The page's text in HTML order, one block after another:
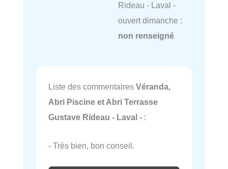
Rideau - Laval -
ouvert dimanche :
non renseigné
Liste des commentaires Véranda,
Abri Piscine et Abri Terrasse
Gustave Rideau - Laval - :
- Très bien, bon conseil.